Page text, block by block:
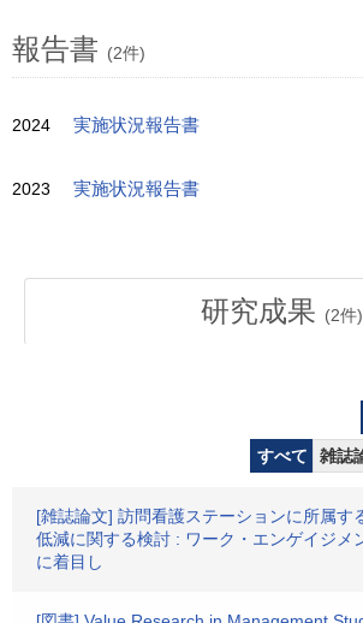
報告書 (2件)
2024 実施状況報告書
2023 実施状況報告書
研究成果 (2件)
すべて
雑誌
[雑誌論文] 訪問看護ステーションに所属す
低減に関する検討 : ワーク・エンゲイジメ
に着目し